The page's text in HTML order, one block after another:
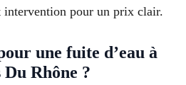
intervention pour un prix clair.
une fuite d’eau à
Rhône ?